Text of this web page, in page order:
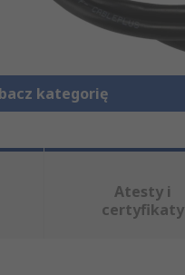
kategorię
Atesty i
certyfikaty